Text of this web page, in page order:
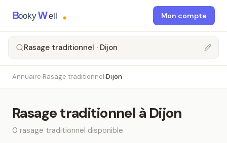
BookyWell Mon compte
Rasage traditionnel · Dijon
Annuaire›Rasage traditionnel›Dijon
Rasage traditionnel à Dijon
0 rasage traditionnel disponible